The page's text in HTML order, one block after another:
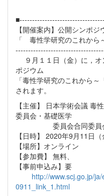
【開催案内】公開シンポジ
「 毒性学研究のこれから
９月１１日（金）に，オ
ポジウム
「毒性学研究のこれから
されます。
【主催】 日本学術会議 毒
委員会・基礎医学
委員会合同委員会
【日時】 2020年9月11日
【場所】オンライン
【参加費】 無料、
【事前申込み】要
http://www.scj.go.jp/
0911_link_1.html